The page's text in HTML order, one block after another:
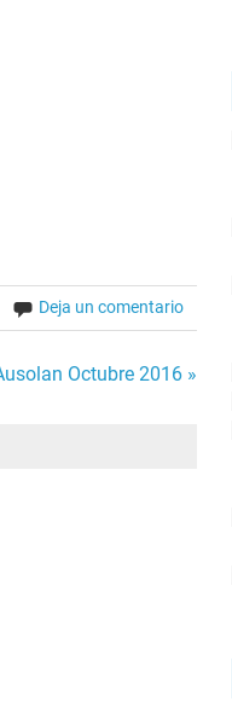
Deja un comentario
Octubre 2016 »